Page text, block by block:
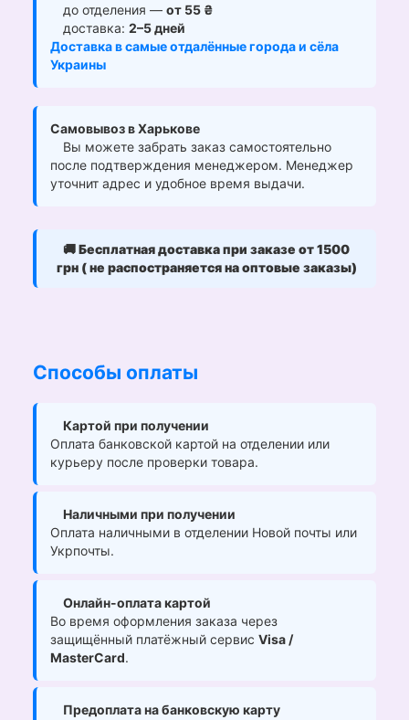
до отделения — от 55 ₴
доставка: 2–5 дней
Доставка в самые отдалённые города и сёла
Украины
Самовывоз в Харькове
Вы можете забрать заказ самостоятельно
после подтверждения менеджером. Менеджер
уточнит адрес и удобное время выдачи.
🚚Бесплатная доставка при заказе от 1500
грн ( не распостраняется на оптовые заказы)
Способы оплаты
Картой при получении
Оплата банковской картой на отделении или
курьеру после проверки товара.
Наличными при получении
Оплата наличными в отделении Новой почты или
Укрпочты.
Онлайн-оплата картой
Во время оформления заказа через
защищённый платёжный сервис Visa /
MasterCard.
Предоплата на банковскую карту